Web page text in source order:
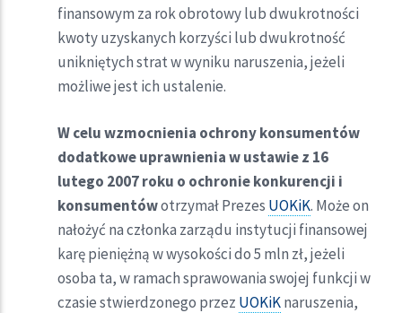
finansowym za rok obrotowy lub dwukrotności
kwoty uzyskanych korzyści lub dwukrotność
unikniętych strat w wyniku naruszenia, jeżeli
możliwe jest ich ustalenie.
W celu wzmocnienia ochrony konsumentów
dodatkowe uprawnienia w ustawie z 16
lutego 2007 roku o ochronie konkurencji i
konsumentówotrzymał Prezes UOKiK. Może on
nałożyć na członka zarządu instytucji finansowej
karę pieniężną w wysokości do 5 mln zł, jeżeli
osoba ta, w ramach sprawowania swojej funkcji w
czasie stwierdzonego przez UOKiKnaruszenia,